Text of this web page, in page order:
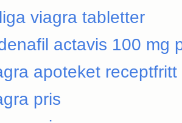
viagra tabletter
actavis 100 mg
apoteket receptfritt
pris